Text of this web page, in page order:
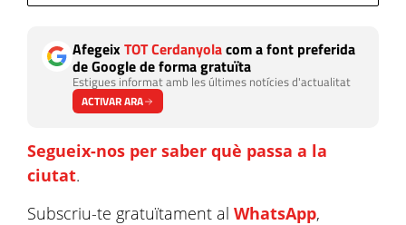
AfegeixTOT Cerdanyolacom a font preferida
de Google de forma gratuïta
Estigues informat amb les últimes notícies d'actualitat
ACTIVAR ARA
Segueix-nos per saber què passa a la
ciutat.
Subscriu-te gratuïtament al WhatsApp,